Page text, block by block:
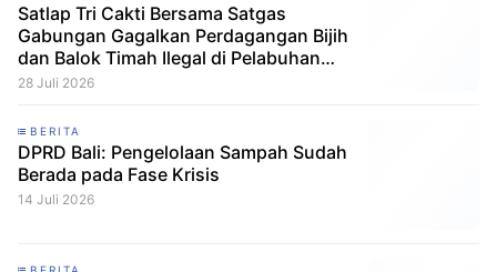
Satlap Tri Cakti Bersama Satgas
Gabungan Gagalkan Perdagangan Bijih
dan Balok Timah Ilegal di Pelabuhan
Pelindo Belitung
28 Juli 2026
BERITA
DPRD Bali: Pengelolaan Sampah Sudah
Berada pada Fase Krisis
14 Juli 2026